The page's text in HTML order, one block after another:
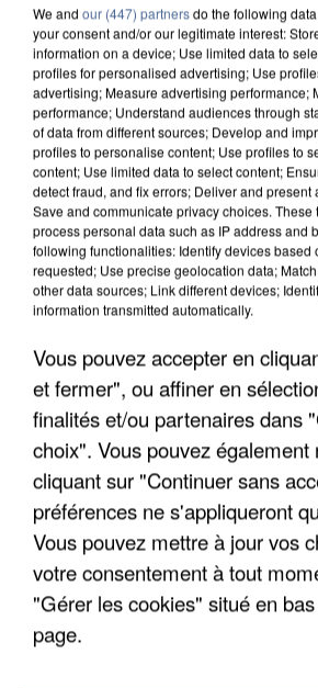
COULÉE DE BOUE EN HAUTE-
We and our (447) partnersdo the following
your consent and/or our legitimate interest:
information on a device; Use limited data to
profiles for personalised advertising; Use
advertising; Measure advertising performance;
performance; Understand audiences through
of data from different sources; Develop and
profiles to personalise content; Use profiles to
content; Use limited data to select content;
detect fraud, and fix errors; Deliver and
Save and communicate privacy choices.
process personal data such as IP address and
following functionalities: Identify devices based
requested; Use precise geolocation data;
other data sources; Link different devices;
information transmitted automatically.
Vous pouvez accepter en
et fermer", ou affiner en
finalités et/ou partenaires dans
choix". Vous pouvez également
cliquant sur "Continuer sans
préférences ne s'appliqueront
Vous pouvez mettre à jour vos
votre consentement à tout
"Gérer les cookies" situé en
page.